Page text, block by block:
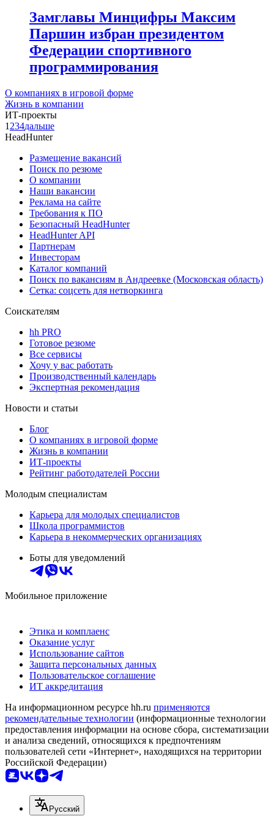
Замглавы Минцифры Максим
Паршин избран президентом
Федерации спортивного
программирования
О компаниях в игровой форме
Жизнь в компании
ИТ-проекты
1 234дальше
HeadHunter
Размещение вакансий
Поиск по резюме
О компании
Наши вакансии
Реклама на сайте
Требования к ПО
Безопасный HeadHunter
HeadHunter API
Партнерам
Инвесторам
Каталог компаний
Поиск по вакансиям в Андреевке (Московская область)
Сетка: соцсеть для нетворкинга
Соискателям
hh PRO
Готовое резюме
Все сервисы
Хочу у вас работать
Производственный календарь
Экспертная рекомендация
Новости и статьи
Блог
О компаниях в игровой форме
Жизнь в компании
ИТ-проекты
Рейтинг работодателей России
Молодым специалистам
Карьера для молодых специалистов
Школа программистов
Карьера в некоммерческих организациях
Боты для уведомлений
Мобильное приложение
Этика и комплаенс
Оказание услуг
Использование сайтов
Защита персональных данных
Пользовательское соглашение
ИТ аккредитация
На информационном ресурсе hh.ru применяются
рекомендательные технологии (информационные технологии
предоставления информации на основе сбора, систематизации
и анализа сведений, относящихся к предпочтениям
пользователей сети «Интернет», находящихся на территории
Российской Федерации)
Русский